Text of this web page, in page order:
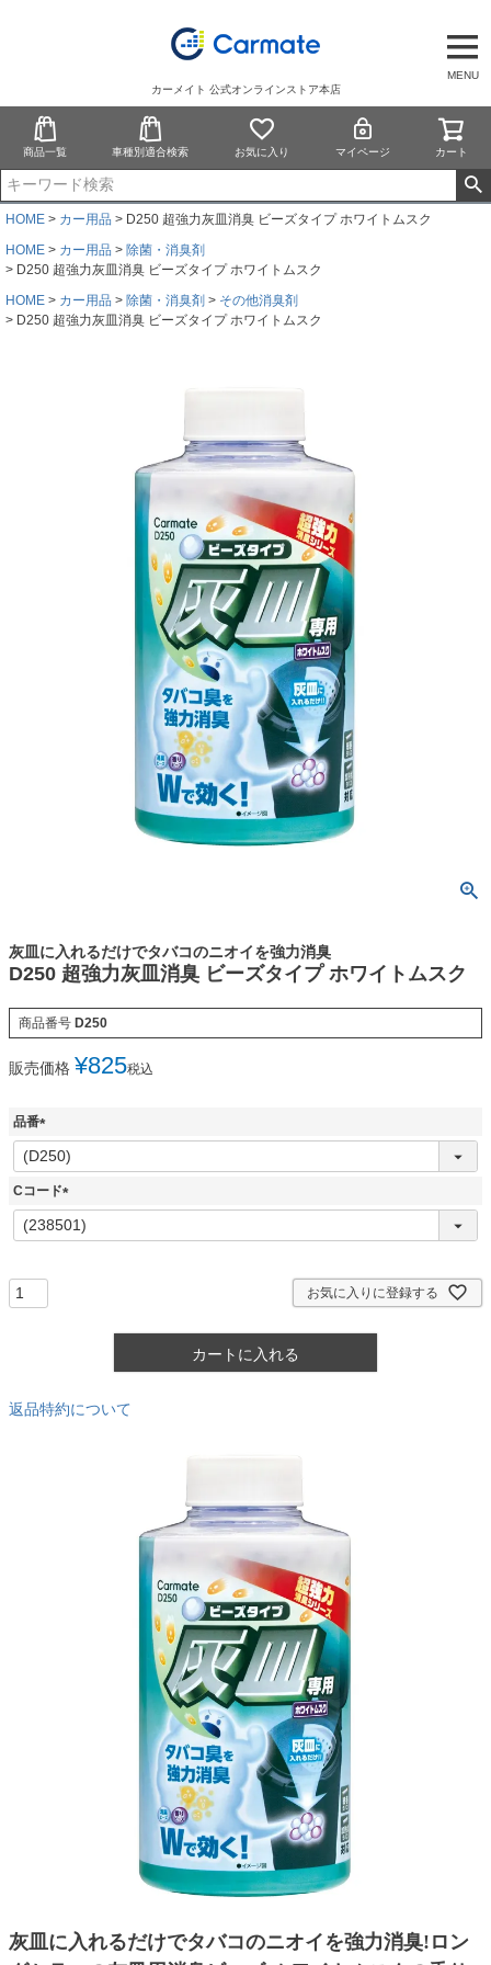
MENU
カーメイト 公式オンラインストア本店
商品一覧 車種別適合検索 お気に入り マイページ カート
HOME カー用品
D250 超強力灰皿消臭 ビーズタイプ ホワイトムスク
HOME
カー用品
除菌・消臭剤
D250 超強力灰皿消臭 ビーズタイプ ホワイトムスク
HOME
カー用品 除菌・消臭剤
その他消臭剤
D250 超強力灰皿消臭 ビーズタイプ ホワイトムスク
灰皿に入れるだけでタバコのニオイを強力消臭
D250 超強力灰皿消臭 ビーズタイプ ホワイトムスク
商品番号 D250
販売価格 ¥825税込
品番
(
必
須
Cコード
(
必
お気に入りに登録する
カートに入れる
返品特約について
灰皿に入れるだけでタバコのニオイを強力消臭!ロン